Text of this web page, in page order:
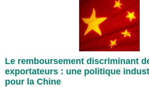
Le remboursement discriminant
exportateurs : une politique
pour la Chine